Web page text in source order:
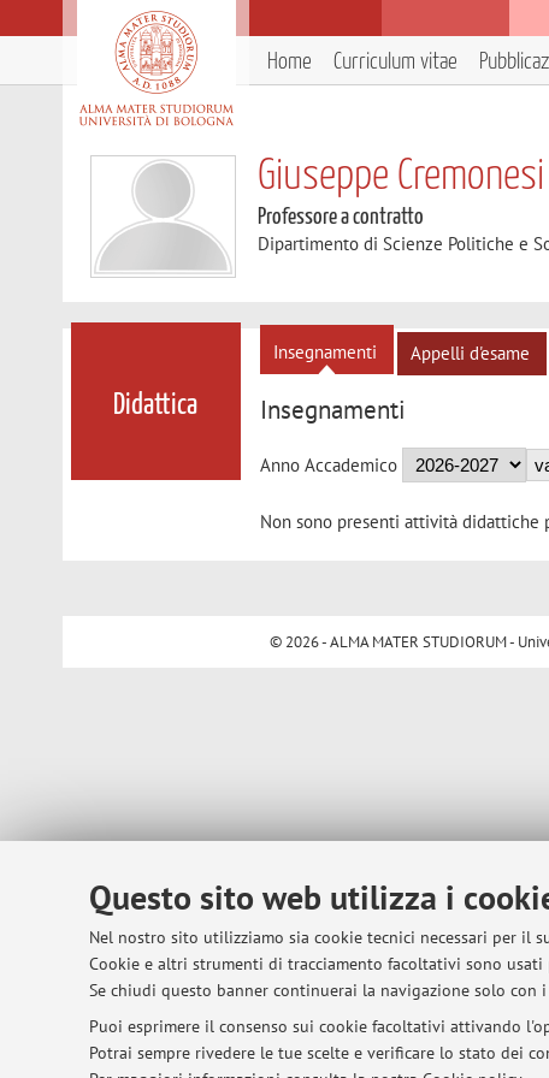
Questo sito web utilizza i
Nel nostro sito utilizziamo sia cookie tecnici necessari per il
Cookie e altri strumenti di tracciamento facoltativi sono
Se chiudi questo banner continuerai la navigazione solo con i
Puoi esprimere il consenso sui cookie facoltativi attivando
Potrai sempre rivedere le tue scelte e verificare lo stato dei
Home Curriculum vitae
Giuseppe Cremonesi
Professore a contratto
Dipartimento di Scienze Politiche e
Didattica
Insegnamenti Appelli d'esame
Insegnamenti
Anno Accademico
Non sono presenti attività didattiche
© 2026 - ALMA MATER STUDIORUM -